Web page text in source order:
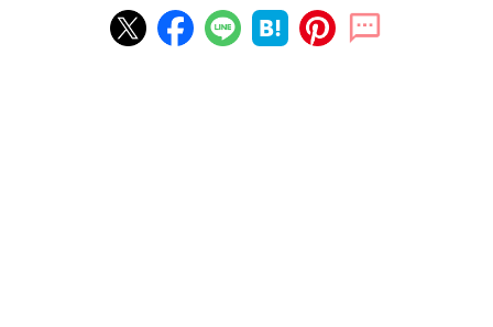
を導入してみませんか？
機能的でおしゃれなデザインも増えています。